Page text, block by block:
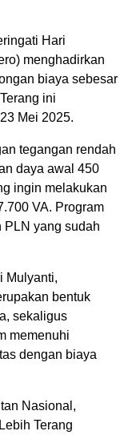
Hari
menghadirkan
biaya sebesar
ini
Mei 2025.
tegangan rendah
daya awal 450
ingin melakukan
VA. Program
PLN yang sudah
Mulyanti,
bentuk
sekaligus
memenuhi
dengan biaya
Nasional,
Terang